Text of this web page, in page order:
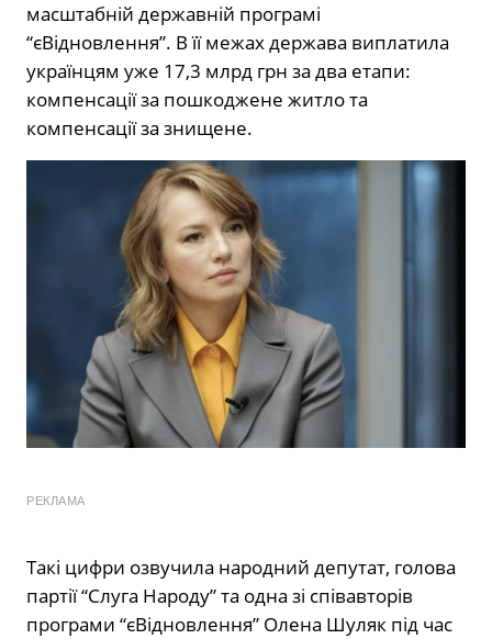
масштабній державній програмі
“єВідновлення”. В її межах держава виплатила
українцям уже 17,3 млрд грн за два етапи:
компенсації за пошкоджене житло та
компенсації за знищене.
РЕКЛАМА
Такі цифри озвучила народний депутат, голова
партії “Слуга Народу” та одна зі співавторів
програми “єВідновлення” Олена Шуляк під час